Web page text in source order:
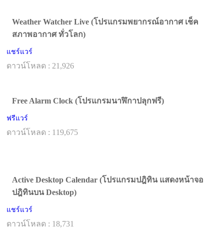
Weather Watcher Live (โปรแกรมพยากรณ์อากาศ เช็ค
สภาพอากาศ ทั่วโลก)
แชร์แวร์
ดาวน์โหลด : 21,926
Free Alarm Clock (โปรแกรมนาฬิกาปลุกฟรี)
ฟรีแวร์
ดาวน์โหลด : 119,675
Active Desktop Calendar (โปรแกรมปฎิทิน แสดงหน้าจอ
ปฎิทินบน Desktop)
แชร์แวร์
ดาวน์โหลด : 18,731